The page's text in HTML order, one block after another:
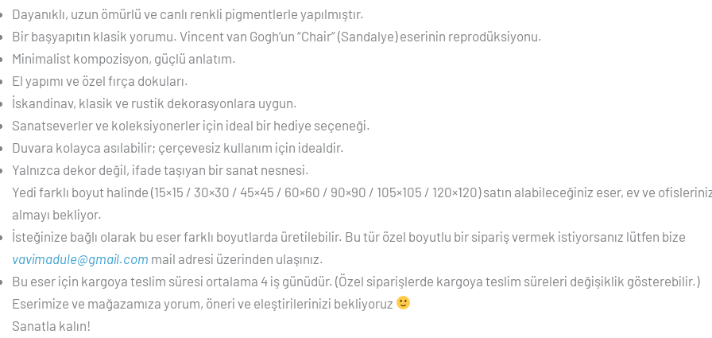
Dayanıklı, uzun ömürlü ve canlı renkli pigmentlerle yapılmıştır.
Bir başyapıtın klasik yorumu. Vincent van Gogh’un “Chair” (Sandalye) eserinin reprodüksiyonu.
Minimalist kompozisyon, güçlü anlatım.
El yapımı ve özel fırça dokuları.
İskandinav, klasik ve rustik dekorasyonlara uygun.
Sanatseverler ve koleksiyonerler için ideal bir hediye seçeneği.
Duvara kolayca asılabilir; çerçevesiz kullanım için idealdir.
Yalnızca dekor değil, ifade taşıyan bir sanat nesnesi.
Yedi farklı boyut halinde (15×15 / 30×30 / 45×45 / 60×60 / 90×90 / 105×105 / 120×120) satın alabileceğiniz eser, ev ve
almayı bekliyor.
İsteğinize bağlı olarak bu eser farklı boyutlarda üretilebilir. Bu tür özel boyutlu bir sipariş vermek istiyorsanız lütfen bize
vavimadule@gmail.com mail adresi üzerinden ulaşınız.
Bu eser için kargoya teslim süresi ortalama 4 iş günüdür. (Özel siparişlerde kargoya teslim süreleri değişiklik gösterebilir.)
Eserimize ve mağazamıza yorum, öneri ve eleştirilerinizi bekliyoruz
Sanatla kalın!